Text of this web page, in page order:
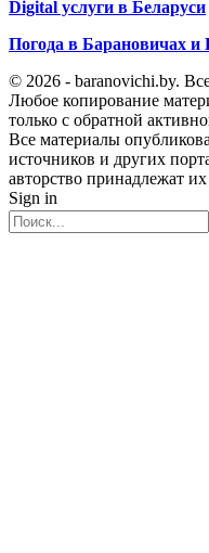
Digital услуги в Беларуси
Погода в Барановичах и
© 2026 - baranovichi.by.
Любое копирование
только с обратной
Все материалы
источников и других
авторство принадлежат
Sign in